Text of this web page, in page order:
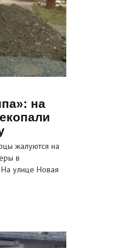
на
жалуются на
в
На улице Новая